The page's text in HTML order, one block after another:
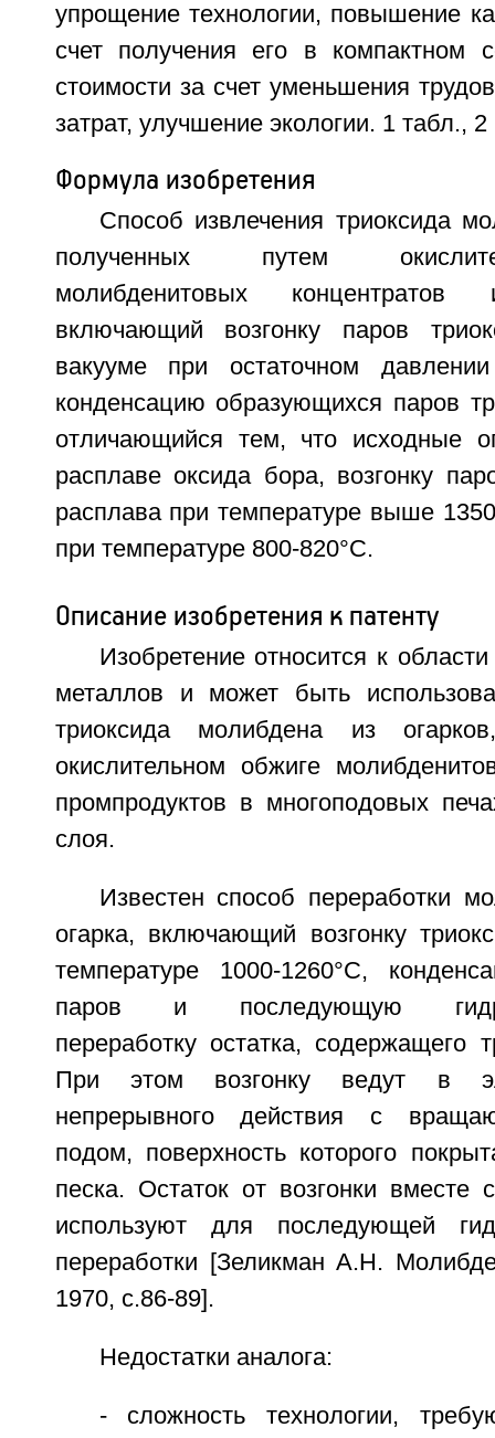
упрощение технологии, повышение
счет получения его в компактном
стоимости за счет уменьшения
затрат, улучшение экологии. 1 табл., 2
Формула изобретения
Способ извлечения триоксида
полученных путем
молибденитовых концентратов
включающий возгонку паров
вакууме при остаточном
конденсацию образующихся паров
отличающийся тем, что исходные
расплаве оксида бора, возгонку
расплава при температуре выше
при температуре 800-820°С.
Описание изобретения к патенту
Изобретение относится к
металлов и может быть
триоксида молибдена из
окислительном обжиге
промпродуктов в многоподовых
слоя.
Известен способ переработки
огарка, включающий возгонку
температуре 1000-1260°С,
паров и последующую
переработку остатка, содержащего
При этом возгонку ведут в
непрерывного действия с
подом, поверхность которого
песка. Остаток от возгонки вместе
используют для последующей
переработки [Зеликман А.Н.
1970, с.86-89].
Недостатки аналога:
- сложность технологии,